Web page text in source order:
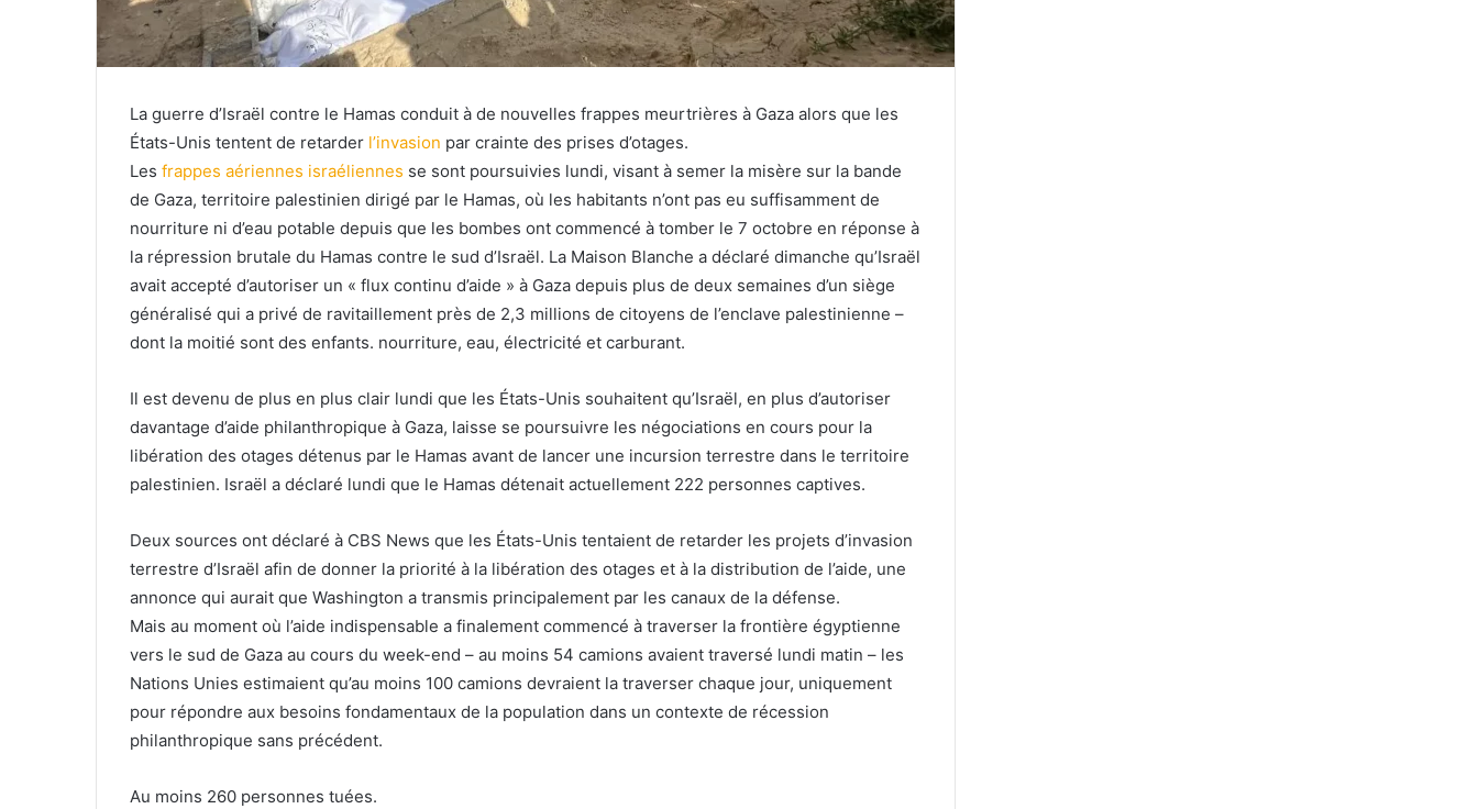
La guerre d’Israël contre le Hamas conduit à de nouvelles frappes meurtrières à Gaza alors que les
États-Unis tentent de retarder l’invasion par crainte des prises d’otages.
Les frappes aériennes israéliennes se sont poursuivies lundi, visant à semer la misère sur la bande
de Gaza, territoire palestinien dirigé par le Hamas, où les habitants n’ont pas eu suffisamment de
nourriture ni d’eau potable depuis que les bombes ont commencé à tomber le 7 octobre en réponse à
la répression brutale du Hamas contre le sud d’Israël. La Maison Blanche a déclaré dimanche qu’Israël
avait accepté d’autoriser un « flux continu d’aide » à Gaza depuis plus de deux semaines d’un siège
généralisé qui a privé de ravitaillement près de 2,3 millions de citoyens de l’enclave palestinienne –
dont la moitié sont des enfants. nourriture, eau, électricité et carburant.
Il est devenu de plus en plus clair lundi que les États-Unis souhaitent qu’Israël, en plus d’autoriser
davantage d’aide philanthropique à Gaza, laisse se poursuivre les négociations en cours pour la
libération des otages détenus par le Hamas avant de lancer une incursion terrestre dans le territoire
palestinien. Israël a déclaré lundi que le Hamas détenait actuellement 222 personnes captives.
Deux sources ont déclaré à CBS News que les États-Unis tentaient de retarder les projets d’invasion
terrestre d’Israël afin de donner la priorité à la libération des otages et à la distribution de l’aide, une
annonce qui aurait que Washington a transmis principalement par les canaux de la défense.
Mais au moment où l’aide indispensable a finalement commencé à traverser la frontière égyptienne
vers le sud de Gaza au cours du week-end – au moins 54 camions avaient traversé lundi matin – les
Nations Unies estimaient qu’au moins 100 camions devraient la traverser chaque jour, uniquement
pour répondre aux besoins fondamentaux de la population dans un contexte de récession
philanthropique sans précédent.
Au moins 260 personnes tuées.